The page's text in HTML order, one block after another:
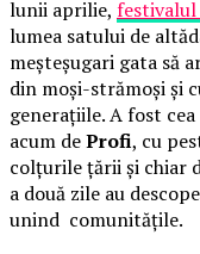
lunii aprilie, festivalul
lumea satului de
meșteșugari gata să
din moși-strămoși și
generațiile. A fost
acum deProfi, cu
colțurile țării și chiar
a două zile au
unind comunitățile.